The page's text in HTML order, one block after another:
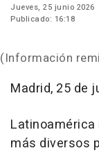
Jueves, 25 junio 2026
Publicado: 16:18
(Información
Madrid, 25 de
más diversos